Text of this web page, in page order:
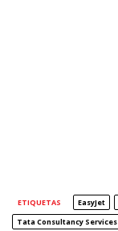
ETIQUETAS EasyJet
Tata Consultancy Services